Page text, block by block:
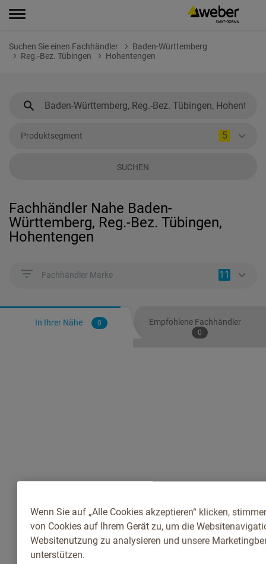
Suchen Sie einen Fachhändler
Baden-Württemberg
Reg.-Bez. Tübingen
Hohentengen
Produktsegment 5
SUCHEN
Fachhändler Nahe Baden-
Württemberg, Reg.-Bez. Tübingen,
Hohentengen
Fachhändler Marke 11
In Ihrer Nähe 0 Empfohlene Fachhändler
0
Wenn Sie auf „Alle Cookies akzeptieren“ klicken,
von Cookies auf Ihrem Gerät zu, um die
Websitenutzung zu analysieren und unsere
unterstützen.